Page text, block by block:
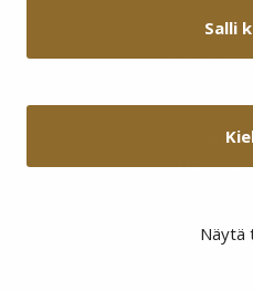
Salli
Näytä
Y-tunnus:
Ma-Pe